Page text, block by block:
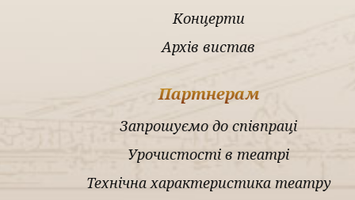
Концерти
Архів вистав
Партнерам
Запрошуємо до співпраці
Урочистості в театрі
Технічна характеристика театру